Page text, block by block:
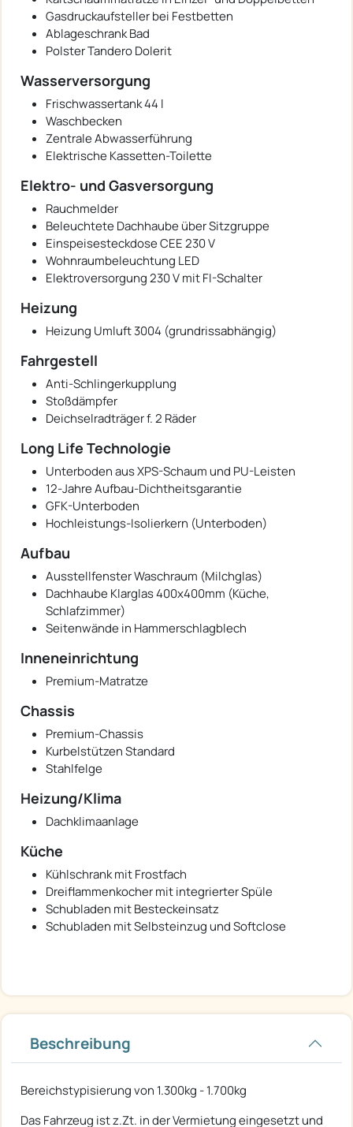
Gasdruckaufsteller bei Festbetten
Ablageschrank Bad
Polster Tandero Dolerit
Wasserversorgung
Frischwassertank 44 l
Waschbecken
Zentrale Abwasserführung
Elektrische Kassetten-Toilette
Elektro- und Gasversorgung
Rauchmelder
Beleuchtete Dachhaube über Sitzgruppe
Einspeisesteckdose CEE 230 V
Wohnraumbeleuchtung LED
Elektroversorgung 230 V mit FI-Schalter
Heizung
Heizung Umluft 3004 (grundrissabhängig)
Fahrgestell
Anti-Schlingerkupplung
Stoßdämpfer
Deichselradträger f. 2 Räder
Long Life Technologie
Unterboden aus XPS-Schaum und PU-Leisten
12-Jahre Aufbau-Dichtheitsgarantie
GFK-Unterboden
Hochleistungs-Isolierkern (Unterboden)
Aufbau
Ausstellfenster Waschraum (Milchglas)
Dachhaube Klarglas 400x400mm (Küche,
Schlafzimmer)
Seitenwände in Hammerschlagblech
Inneneinrichtung
Premium-Matratze
Chassis
Premium-Chassis
Kurbelstützen Standard
Stahlfelge
Heizung/Klima
Dachklimaanlage
Küche
Kühlschrank mit Frostfach
Dreiflammenkocher mit integrierter Spüle
Schubladen mit Besteckeinsatz
Schubladen mit Selbsteinzug und Softclose
Beschreibung
Bereichstypisierung von 1.300kg - 1.700kg
Das Fahrzeug ist z.Zt. in der Vermietung eingesetzt und